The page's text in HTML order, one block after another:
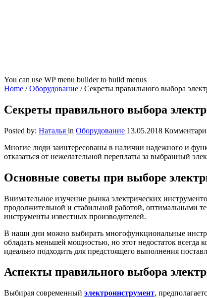
You can use WP menu builder to build menus
Home /Оборудование /Секреты правильного выбора
Секреты правильного выбора
Posted by: Наталья in Оборудование 13.05.2018
Многие люди заинтересованы в наличии надежного и
отказаться от нежелательной переплаты за выбранный
Основные советы при выборе
Внимательное изучение рынка электрических
продолжительной и стабильной работой, оптимальными
инструменты известных производителей.
В наши дни можно выбирать многофункциональные
обладать меньшей мощностью, но этот недостаток всегда
идеально подходить для предстоящего выполнения
Аспекты правильного выбора
Выбирая современный электроинструмент,